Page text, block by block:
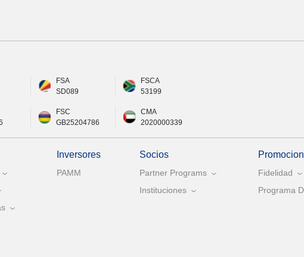
FSA
SD089
FSCA
53199
FSC
GB25204786
CMA
2020000339
Inversores
PAMM
Socios
Partner Programs
Instituciones
Fidelidad
Programa